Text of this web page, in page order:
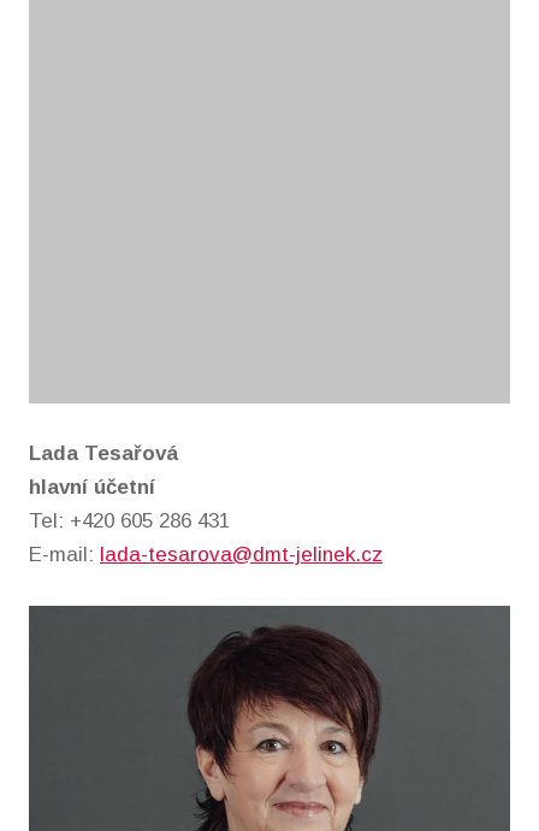
Lada Tesařová
hlavní účetní
Tel: +420 605 286 431
E-mail: lada-tesarova@dmt-jelinek.cz